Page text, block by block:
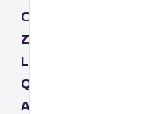
CLARTEIS
ZIMMER
LEONARDO
QUANTIFICARE
AROSHA